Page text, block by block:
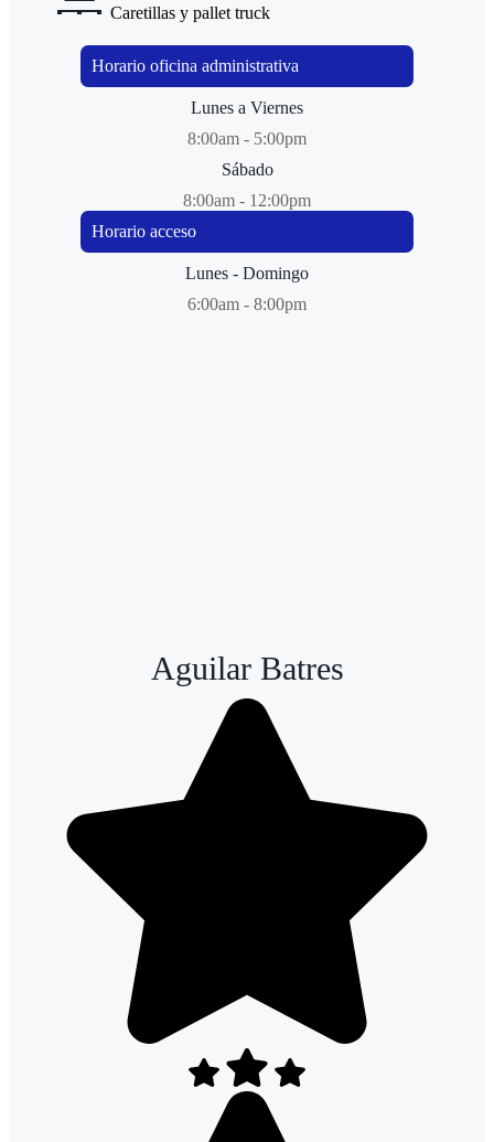
Caretillas y pallet truck
Horario oficina administrativa
Lunes a Viernes
8:00am - 5:00pm
Sábado
8:00am - 12:00pm
Horario acceso
Lunes - Domingo
6:00am - 8:00pm
Aguilar Batres